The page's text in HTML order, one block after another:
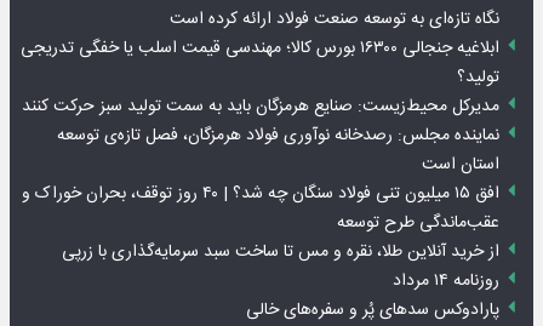
نگاه تازه‌ای به توسعه صنعت فولاد ارائه کرده است
ابلاغیه جنجالی ۱۶۳۰۰ بورس کالا؛ مهندسی قیمت اسلب یا خفگی تدریجی
تولید؟
مدیرکل محیط‌زیست: صنایع هرمزگان باید به سمت تولید سبز حرکت کنند
نماینده مجلس: رصدخانه نوآوری فولاد هرمزگان، فصل تازه‌ی توسعه
استان است
افق ۱۵ میلیون تنی فولاد سنگان چه شد؟ | ۴۰ روز توقف، بحران خوراک و
عقب‌ماندگی طرح توسعه
از خرید آنلاین طلا، نقره و مس تا ساخت سبد سرمایه‌گذاری با زرپی
روزنامه ۱۴ مرداد
پارادوکس سدهای پُر و سفره‌های خالی